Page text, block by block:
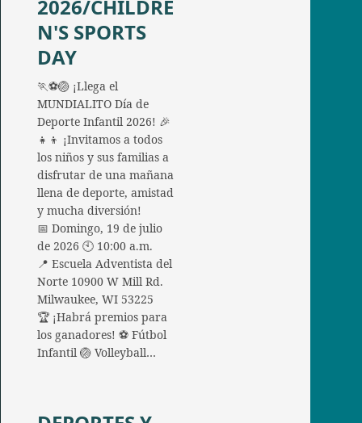
2026/CHILDRE
N'S SPORTS
DAY
🏃⚽🏐 ¡Llega el
MUNDIALITO Día de
Deporte Infantil 2026! 🎉
👧👦 ¡Invitamos a todos
los niños y sus familias a
disfrutar de una mañana
llena de deporte, amistad
y mucha diversión!
📅 Domingo, 19 de julio
de 2026 🕙 10:00 a.m.
📍 Escuela Adventista del
Norte 10900 W Mill Rd.
Milwaukee, WI 53225
🏆 ¡Habrá premios para
los ganadores! ⚽ Fútbol
Infantil 🏐 Volleyball…